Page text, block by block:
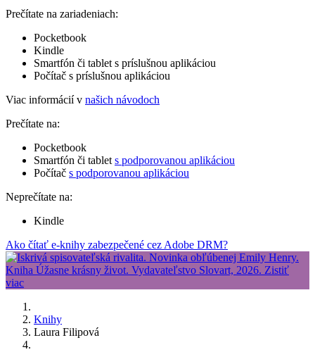
Prečítate na zariadeniach:
Pocketbook
Kindle
Smartfón či tablet s príslušnou aplikáciou
Počítač s príslušnou aplikáciou
Viac informácií v našich návodoch
Prečítate na:
Pocketbook
Smartfón či tablet s podporovanou aplikáciou
Počítač s podporovanou aplikáciou
Neprečítate na:
Kindle
Ako čítať e-knihy zabezpečené cez Adobe DRM?
Knihy
Laura Filipová